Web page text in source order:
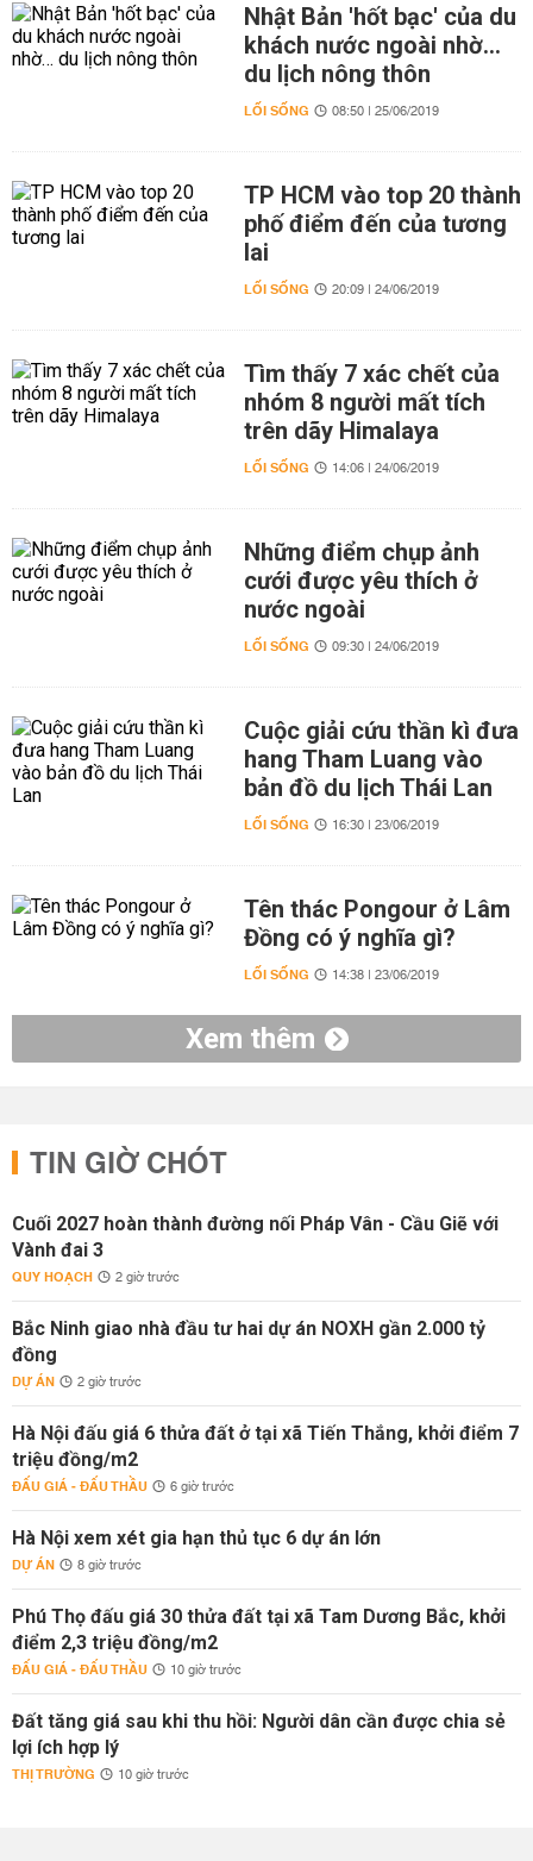
Nhật Bản 'hốt bạc' của du
khách nước ngoài nhờ…
du lịch nông thôn
LỐI SỐNG 08:50 | 25/06/2019
TP HCM vào top 20 thành
phố điểm đến của tương
lai
LỐI SỐNG 20:09 | 24/06/2019
Tìm thấy 7 xác chết của
nhóm 8 người mất tích
trên dãy Himalaya
LỐI SỐNG 14:06 | 24/06/2019
Những điểm chụp ảnh
cưới được yêu thích ở
nước ngoài
LỐI SỐNG 09:30 | 24/06/2019
Cuộc giải cứu thần kì đưa
hang Tham Luang vào
bản đồ du lịch Thái Lan
LỐI SỐNG 16:30 | 23/06/2019
Tên thác Pongour ở Lâm
Đồng có ý nghĩa gì?
LỐI SỐNG 14:38 | 23/06/2019
Xem thêm
TIN GIỜ CHÓT
Cuối 2027 hoàn thành đường nối Pháp Vân - Cầu Giẽ với
Vành đai 3
QUY HOẠCH 2 giờ trước
Bắc Ninh giao nhà đầu tư hai dự án NOXH gần 2.000 tỷ
đồng
DỰ ÁN 2 giờ trước
Hà Nội đấu giá 6 thửa đất ở tại xã Tiến Thắng, khởi điểm 7
triệu đồng/m2
ĐẤU GIÁ - ĐẤU THẦU 6 giờ trước
Hà Nội xem xét gia hạn thủ tục 6 dự án lớn
DỰ ÁN 8 giờ trước
Phú Thọ đấu giá 30 thửa đất tại xã Tam Dương Bắc, khởi
điểm 2,3 triệu đồng/m2
ĐẤU GIÁ - ĐẤU THẦU 10 giờ trước
Đất tăng giá sau khi thu hồi: Người dân cần được chia sẻ
lợi ích hợp lý
THỊ TRƯỜNG 10 giờ trước